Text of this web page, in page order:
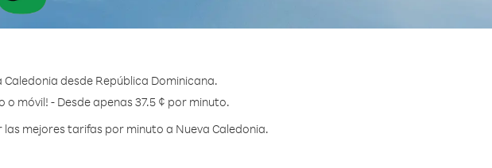
desde República Dominicana.
móvil! - Desde apenas 37.5 ¢ por minuto.
mejores tarifas por minuto a Nueva Caledonia.